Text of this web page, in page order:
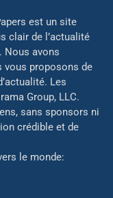
est un site
clair de l’actualité
Nous avons
vous proposons de
Les
Group, LLC.
sans sponsors ni
crédible et de
le monde: